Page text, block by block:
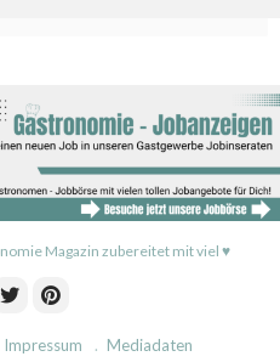
Magazin zubereitet mit viel ♥
Impressum Mediadaten